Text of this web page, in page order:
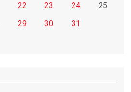
22 23 24
25
29 30
31